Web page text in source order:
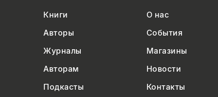
Книги
О нас
Авторы
События
Журналы
Магазины
Авторам
Новости
Подкасты
Контакты